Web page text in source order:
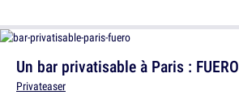
Un bar privatisable à Paris : FUERO
Privateaser